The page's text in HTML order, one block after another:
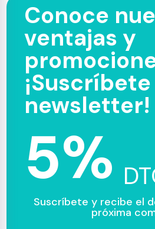
Conoce
ventajas y
newsletter!
5%
Suscríbete y recibe el
próxima